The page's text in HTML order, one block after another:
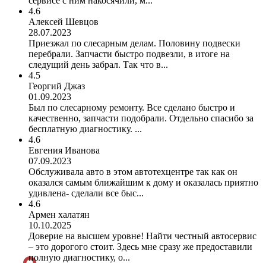
4.6
Алексей Шевцов
28.07.2023
Приезжал по слесарным делам. Половину подвески
перебрали. Запчасти быстро подвезли, в итоге на
следущий день забрал. Так что в...
4.5
Георгий Джаз
01.09.2023
Был по слесарному ремонту. Все сделано быстро и
качественно, запчасти подобрали. Отдельно спасибо за
бесплатную диагностику. ...
4.6
Евгения Иванова
07.09.2023
Обслуживала авто в этом автотехцентре так как он
оказался самым ближайшим к дому и оказалась приятно
удивлена- сделали все быс...
4.6
Армен халатян
10.10.2025
Доверие на высшем уровне! Найти честный автосервис
– это дорогого стоит. Здесь мне сразу же предоставили
полную диагностику, о...